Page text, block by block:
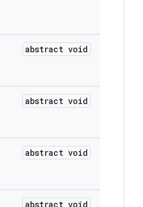
abstract void
abstract void
abstract void
abstract void